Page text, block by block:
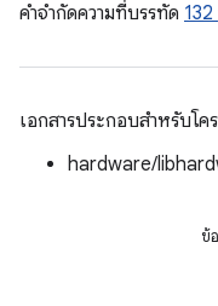
คําจํากัดความที่บรรทัด 132
เอกสารประกอบสำหรับโ
hardware/
ข้